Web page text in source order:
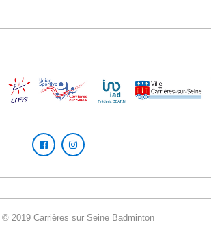
© 2019 Carrières sur Seine Badminton